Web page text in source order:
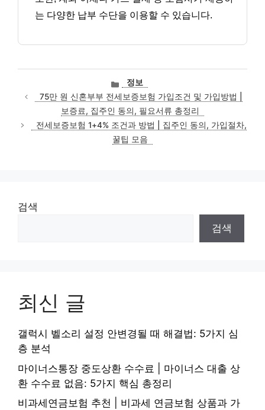
는 다양한 납부 수단을 이용할 수 있습니다.
카
테
고
리
정보
75만 원 신혼부부 전세보증보험 가입조건 및 가입방법 |
보증료, 집주인 동의, 필요서류 총정리
전세보증보험 1+4% 조건과 방법 | 집주인 동의, 가입절차,
꿀팁 모음
검색
검색
최신 글
갤럭시 벨소리 설정 안변경될 때 해결법: 5가지 심
층 분석
마이너스통장 중도상환 수수료 | 마이너스 대출 상
환 수수료 없음: 5가지 핵심 총정리
비과세연금보험 추천 | 비과세 연금보험 상품과 가